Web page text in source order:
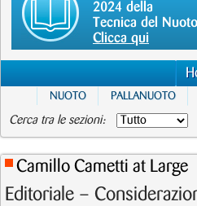
2024 della
Tecnica del
Clicca qui
NUOTO PALLANUOTO
Cerca tra le sezioni:
Camillo Cametti at Large
Editoriale –